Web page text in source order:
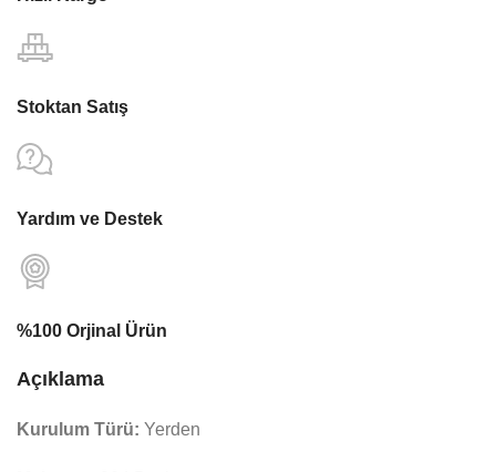
Stoktan Satış
Yardım ve Destek
%100 Orjinal Ürün
Açıklama
Kurulum Türü: Yerden